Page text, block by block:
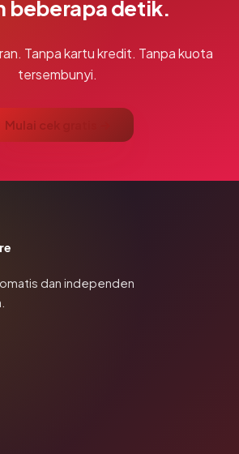
beberapa detik.
Tanpa kartu kredit. Tanpa kuota
tersembunyi.
Mulai cek gratis →
dan independen